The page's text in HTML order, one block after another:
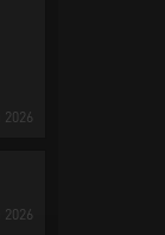
2026
2026